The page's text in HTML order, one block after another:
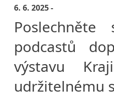
6. 6. 2025 -
podcastů
výstavu
udržitelnému